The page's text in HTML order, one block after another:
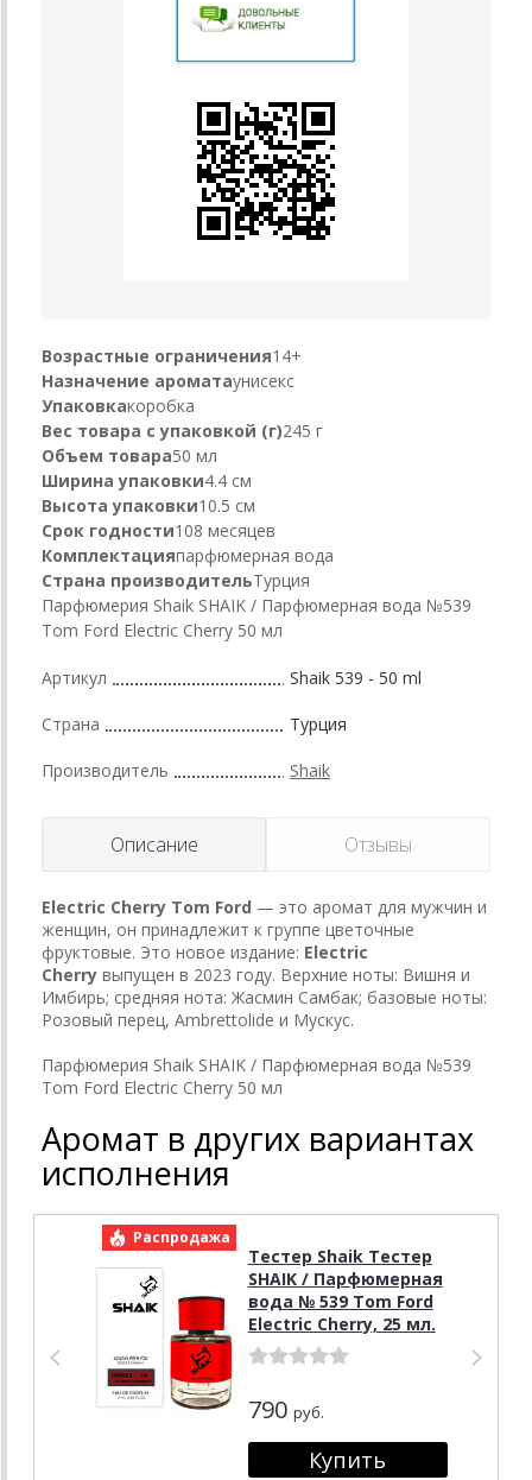
Возрастные ограничения14+
Назначение ароматаунисекс
Упаковкакоробка
Вес товара с упаковкой (г)245 г
Объем товара50 мл
Ширина упаковки4.4 см
Высота упаковки10.5 см
Срок годности108 месяцев
Комплектацияпарфюмерная вода
Страна производительТурция
Парфюмерия Shaik SHAIK / Парфюмерная вода №539
Tom Ford Electric Cherry 50 мл
Артикул Shaik 539 - 50 ml
Страна Турция
Производитель Shaik
Описание Отзывы
Electric Cherry Tom Ford — это аромат для мужчин и
женщин, он принадлежит к группе цветочные
фруктовые. Это новое издание: Electric
Cherry выпущен в 2023 году. Верхние ноты: Вишня и
Имбирь; средняя нота: Жасмин Самбак; базовые ноты:
Розовый перец, Ambrettolide и Мускус.
Парфюмерия Shaik SHAIK / Парфюмерная вода №539
Tom Ford Electric Cherry 50 мл
Аромат в других вариантах
исполнения
Распродажа
Тестер Shaik Тестер
SHAIK / Парфюмерная
вода № 539 Tom Ford
Electric Cherry, 25 мл.
790 руб.